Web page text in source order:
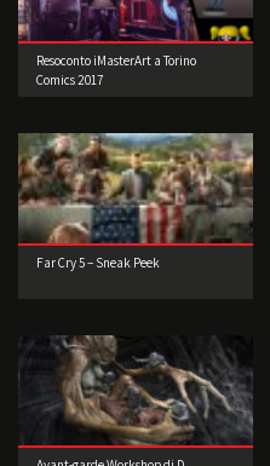
Resoconto iMasterArt a Torino
Comics 2017
Far Cry 5 – Sneak Peek